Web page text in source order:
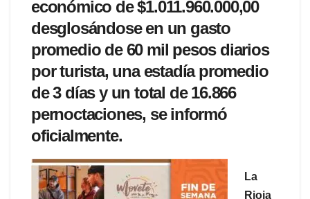
económico de $1.011.960.000,00
desglosándose en un gasto
promedio de 60 mil pesos diarios
por turista, una estadía promedio
de 3 días y un total de 16.866
pernoctaciones, se informó
oficialmente.
La
Rioja